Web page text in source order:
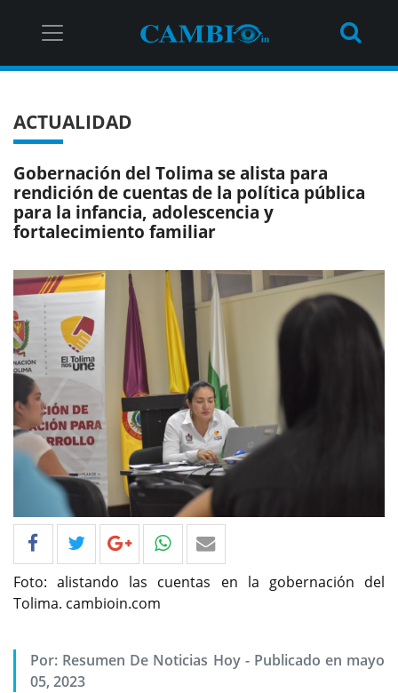
ACTUALIDAD
Gobernación del Tolima se alista para
rendición de cuentas de la política pública
para la infancia, adolescencia y
fortalecimiento familiar
Foto: alistando las cuentas en la gobernación del
Tolima. cambioin.com
Por: Resumen De Noticias Hoy - Publicado en mayo
05, 2023